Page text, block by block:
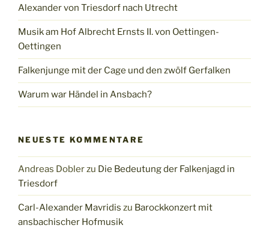
Alexander von Triesdorf nach Utrecht
Musik am Hof Albrecht Ernsts II. von Oettingen-
Oettingen
Falkenjunge mit der Cage und den zwölf Gerfalken
Warum war Händel in Ansbach?
NEUESTE KOMMENTARE
Andreas Doblerzu Die Bedeutung der Falkenjagd in
Triesdorf
Carl-Alexander Mavridis zu Barockkonzert mit
ansbachischer Hofmusik